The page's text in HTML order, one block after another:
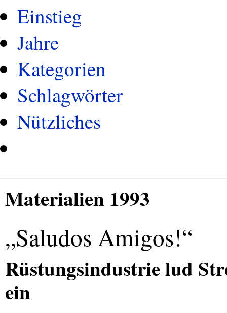
Einstieg
Jahre
Kategorien
Schlagwörter
Nützliches
Materialien 1993
„Saludos Amigos!“
Rüstungsindustrie lud
ein